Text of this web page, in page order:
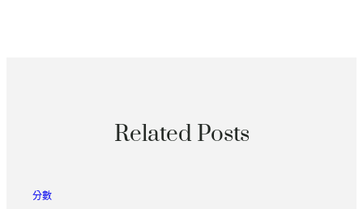
Related Posts
分數